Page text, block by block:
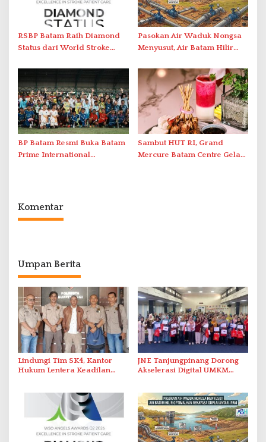
RSBP Batam Raih Diamond
Status dari World Stroke
Penanganan Stroke
Berstandar Internasional
Pasokan Air Waduk Nongsa
Menyusut, Air Batam Hilir
Antar-IPAM
BP Batam Resmi Buka Batam
Prime International
Sambut HUT RI, Grand
Mercure Batam Centre Gelar
Komentar
Umpan Berita
Lindungi Tim SK4, Kantor
Hukum Lentera Keadilan
Bukik Batarah
JNE Tanjungpinang Dorong
Akselerasi Digital UMKM